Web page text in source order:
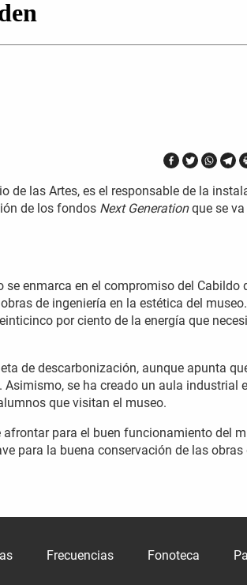
de las Artes, es el responsable de la
de los fondos Next Generationque se va
enmarca en el compromiso del Cabildo
de ingeniería en la estética del museo.
por ciento de la energía que
de descarbonización, aunque apunta
se ha creado un aula industrial
que visitan el museo.
para el buen funcionamiento del
para la buena conservación de las obras
Frecuencias Fonoteca